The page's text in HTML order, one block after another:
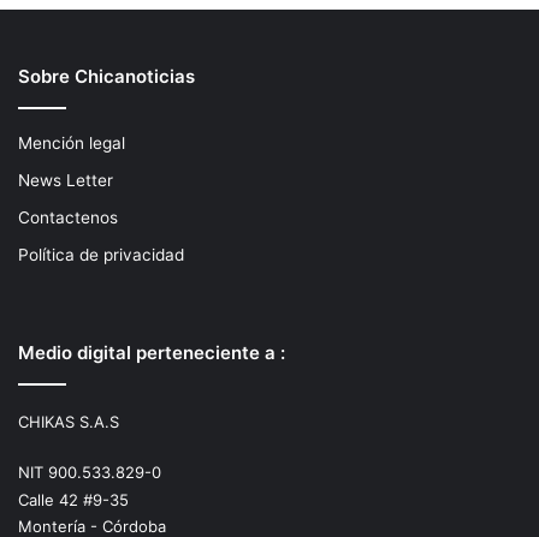
Sobre Chicanoticias
Mención legal
News Letter
Contactenos
Política de privacidad
Medio digital perteneciente a :
CHIKAS S.A.S
NIT 900.533.829-0
Calle 42 #9-35
Montería - Córdoba